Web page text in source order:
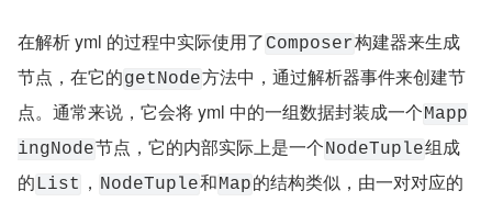
在解析 yml 的过程中实际使用了 Composer构建器来生成
节点，在它的getNode方法中，通过解析器事件来创建节
点。通常来说，它会将 yml 中的一组数据封装成一个 Mapp
ingNode节点，它的内部实际上是一个 NodeTuple组成
的 List ， NodeTuple和 Map的结构类似，由一对对应的